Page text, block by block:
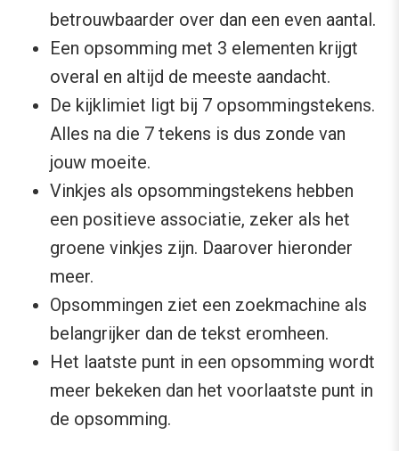
betrouwbaarder over dan een even aantal.
Een opsomming met 3 elementen krijgt
overal en altijd de meeste aandacht.
De kijklimiet ligt bij 7 opsommingstekens.
Alles na die 7 tekens is dus zonde van
jouw moeite.
Vinkjes als opsommingstekens hebben
een positieve associatie, zeker als het
groene vinkjes zijn. Daarover hieronder
meer.
Opsommingen ziet een zoekmachine als
belangrijker dan de tekst eromheen.
Het laatste punt in een opsomming wordt
meer bekeken dan het voorlaatste punt in
de opsomming.